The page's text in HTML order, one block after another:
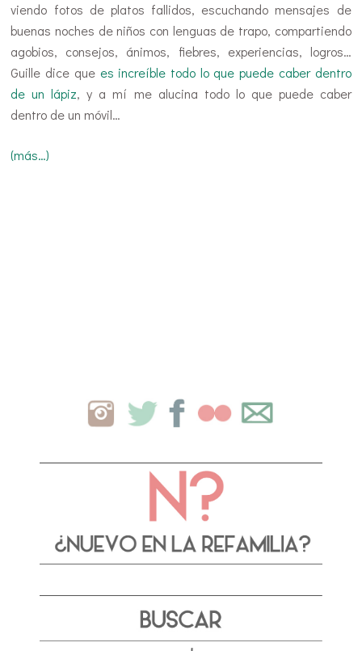
viendo fotos de platos fallidos, escuchando mensajes de
buenas noches de niños con lenguas de trapo, compartiendo
agobios, consejos, ánimos, fiebres, experiencias, logros…
Guille dice que es increíble todo lo que puede caber dentro
de un lápiz, y a mí me alucina todo lo que puede caber
dentro de un móvil…
(más…)